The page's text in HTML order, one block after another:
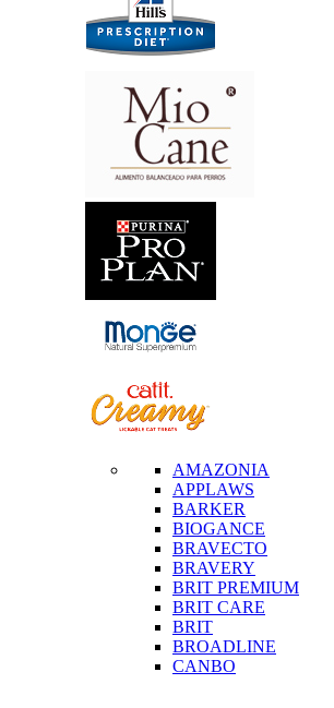
AMAZONIA
APPLAWS
BARKER
BIOGANCE
BRAVECTO
BRAVERY
BRIT PREMIUM
BRIT CARE
BRIT
BROADLINE
CANBO